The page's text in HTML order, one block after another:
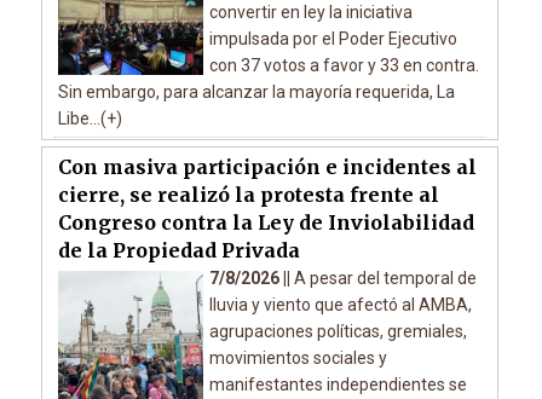
convertir en ley la iniciativa
impulsada por el Poder Ejecutivo
con 37 votos a favor y 33 en contra.
Sin embargo, para alcanzar la mayoría requerida, La
Libe...(+)
Con masiva participación e incidentes al
cierre, se realizó la protesta frente al
Congreso contra la Ley de Inviolabilidad
de la Propiedad Privada
7/8/2026 || A pesar del temporal de
lluvia y viento que afectó al AMBA,
agrupaciones políticas, gremiales,
movimientos sociales y
manifestantes independientes se